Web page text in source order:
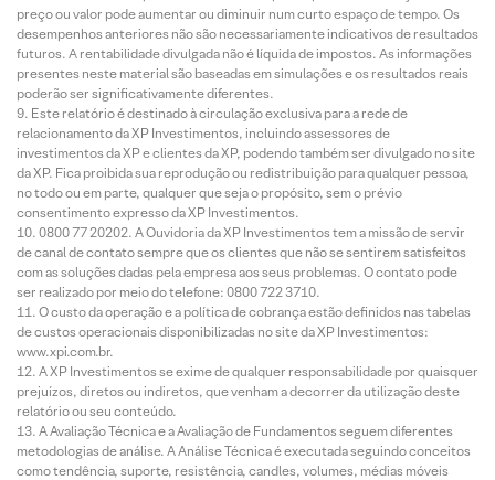
preço ou valor pode aumentar ou diminuir num curto espaço de tempo. Os
desempenhos anteriores não são necessariamente indicativos de resultados
futuros. A rentabilidade divulgada não é líquida de impostos. As informações
presentes neste material são baseadas em simulações e os resultados reais
poderão ser significativamente diferentes.
Este relatório é destinado à circulação exclusiva para a rede de
relacionamento da XP Investimentos, incluindo assessores de
investimentos da XP e clientes da XP, podendo também ser divulgado no site
da XP. Fica proibida sua reprodução ou redistribuição para qualquer pessoa,
no todo ou em parte, qualquer que seja o propósito, sem o prévio
consentimento expresso da XP Investimentos.
0800 77 20202. A Ouvidoria da XP Investimentos tem a missão de servir
de canal de contato sempre que os clientes que não se sentirem satisfeitos
com as soluções dadas pela empresa aos seus problemas. O contato pode
ser realizado por meio do telefone: 0800 722 3710.
O custo da operação e a política de cobrança estão definidos nas tabelas
de custos operacionais disponibilizadas no site da XP Investimentos:
www.xpi.com.br.
A XP Investimentos se exime de qualquer responsabilidade por quaisquer
prejuízos, diretos ou indiretos, que venham a decorrer da utilização deste
relatório ou seu conteúdo.
A Avaliação Técnica e a Avaliação de Fundamentos seguem diferentes
metodologias de análise. A Análise Técnica é executada seguindo conceitos
como tendência, suporte, resistência, candles, volumes, médias móveis